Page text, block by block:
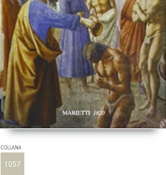
COLLANA
1057